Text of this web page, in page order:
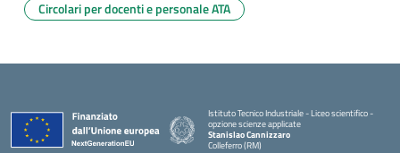
Circolari per docenti e personale ATA
Istituto Tecnico Industriale - Liceo scientifico -
opzione scienze applicate
Stanislao Cannizzaro
Colleferro (RM)